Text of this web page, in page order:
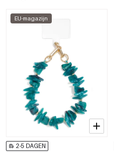
EU-magazijn
2-5 DAGEN